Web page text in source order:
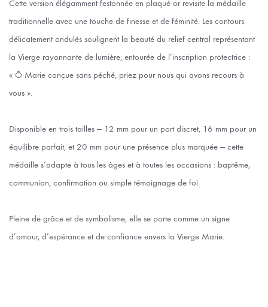
Cette version élégamment festonnée en plaqué or revisite la médaille
traditionnelle avec une touche de finesse et de féminité. Les contours
délicatement ondulés soulignent la beauté du relief central représentant
la Vierge rayonnante de lumière, entourée de l’inscription protectrice :
« Ô Marie conçue sans péché, priez pour nous qui avons recours à
vous ».
Disponible en trois tailles — 12 mm pour un port discret, 16 mm pour un
équilibre parfait, et 20 mm pour une présence plus marquée — cette
médaille s’adapte à tous les âges et à toutes les occasions : baptême,
communion, confirmation ou simple témoignage de foi.
Pleine de grâce et de symbolisme, elle se porte comme un signe
d’amour, d’espérance et de confiance envers la Vierge Marie.